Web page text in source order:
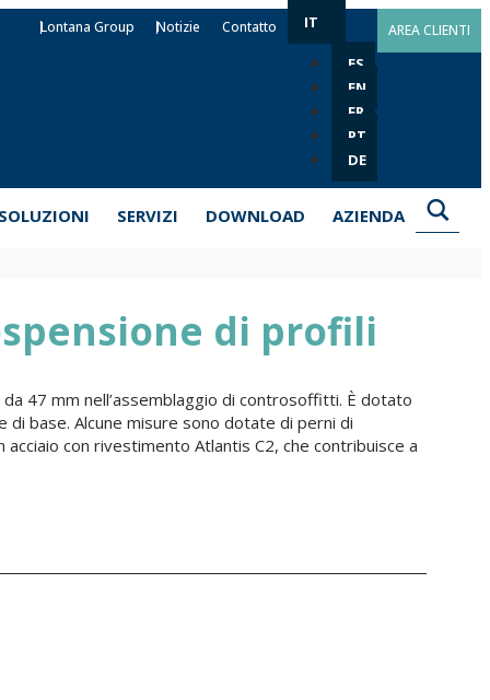
Lontana Group Notizie Contatto IT
ES
EN
FR
PT
DE
AREA CLIENTI
SOLUZIONI SERVIZI DOWNLOAD AZIENDA
di profili
47 mm nell’assemblaggio di controsoffitti. È dotato
base. Alcune misure sono dotate di perni di
con rivestimento Atlantis C2, che contribuisce a